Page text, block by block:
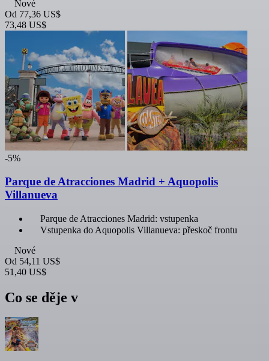
Nové
Od 77,36 US$
73,48 US$
-5%
Parque de Atracciones Madrid + Aquopolis
Villanueva
Parque de Atracciones Madrid: vstupenka
Vstupenka do Aquopolis Villanueva: přeskoč frontu
Nové
Od 54,11 US$
51,40 US$
Co se děje v